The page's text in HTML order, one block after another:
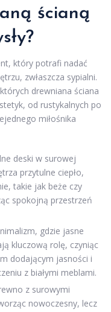
ścianą
który potrafi nadać
zwłaszcza sypialni.
drewniana ściana
od rustykalnych po
miłośnika
deski w surowej
przytulne ciepło,
takie jak beże czy
spokojną przestrzeń
gdzie jasne
kluczową rolę, czyniąc
dodającym jasności i
z białymi meblami.
z surowymi
nowoczesny, lecz